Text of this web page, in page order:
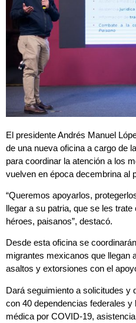
El presidente Andrés Manuel
de una nueva oficina a cargo de
para coordinar la atención a los
vuelven en época decembrina al
“Queremos apoyarlos,
llegar a su patria, que se les
héroes, paisanos”, destacó.
Desde esta oficina se
migrantes mexicanos que llegan
asaltos y extorsiones con el
Dará seguimiento a solicitudes y
con 40 dependencias federales
médica por COVID-19,